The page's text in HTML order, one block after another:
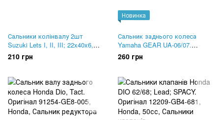
Сальники колінвалу 2шт
Suzuki Lets I, II, III; 22x40x6,
17x27x6. MSU
210 грн
Новинка
Сальник заднього колеса
Yamaha GEAR UA-06/07.
Оригінал 93102-28012
260 грн